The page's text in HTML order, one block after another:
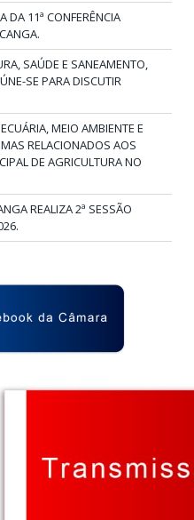
DA 11ª CONFERÊNCIA
SAÚDE E SANEAMENTO,
SE PARA DISCUTIR
MEIO AMBIENTE E
RELACIONADOS AOS
DE AGRICULTURA NO
REALIZA 2ª SESSÃO